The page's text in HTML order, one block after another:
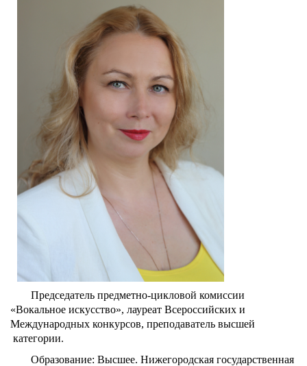
Председатель предметно-цикловой комиссии
«Вокальное искусство», лауреат Всероссийских и
Международных конкурсов, преподаватель высшей
категории.
Образование: Высшее. Нижегородская государственная